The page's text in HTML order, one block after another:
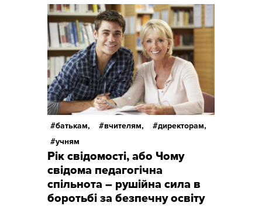
батькам, вчителям,
директорам,
учням
Рік свідомості, або Чому
свідома педагогічна
спільнота – рушійна сила в
боротьбі за безпечну освіту